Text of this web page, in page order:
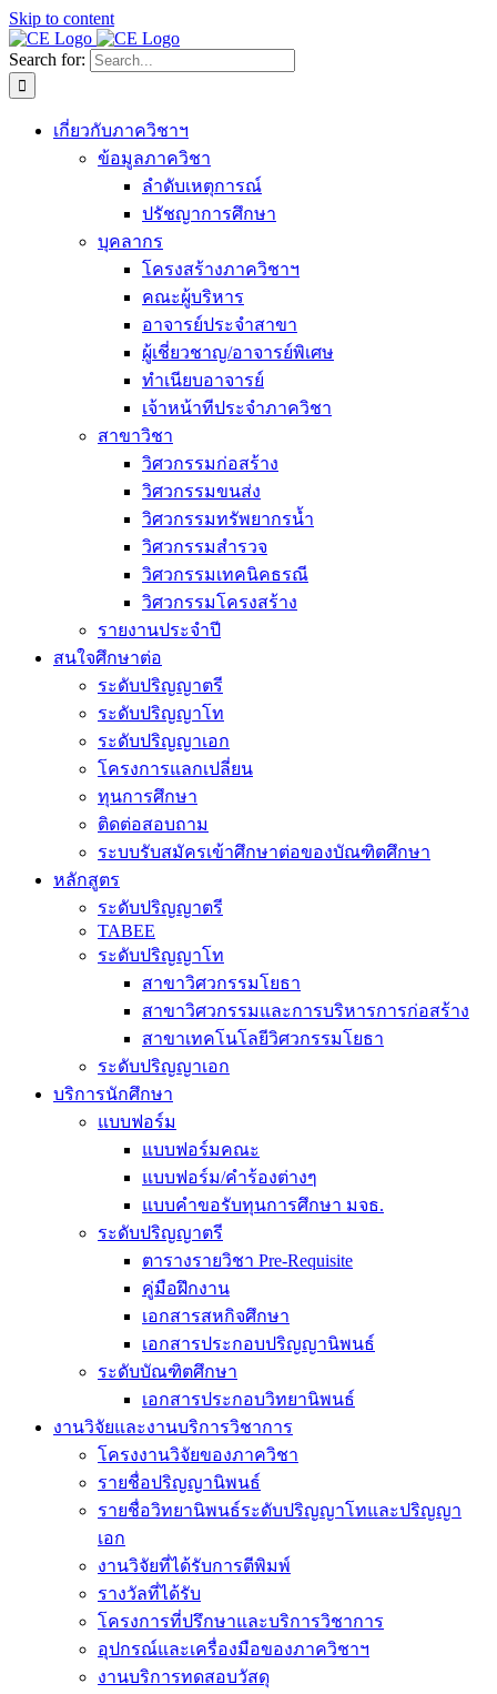
Skip to content
Search for:
เกี่ยวกับภาควิชาฯ
ข้อมูลภาควิชา
ลำดับเหตุการณ์
ปรัชญาการศึกษา
บุคลากร
โครงสร้างภาควิชาฯ
คณะผู้บริหาร
อาจารย์ประจำสาขา
ผู้เชี่ยวชาญ/อาจารย์พิเศษ
ทำเนียบอาจารย์
เจ้าหน้าทีประจำภาควิชา
สาขาวิชา
วิศวกรรมก่อสร้าง
วิศวกรรมขนส่ง
วิศวกรรมทรัพยากรน้ำ
วิศวกรรมสำรวจ
วิศวกรรมเทคนิคธรณี
วิศวกรรมโครงสร้าง
รายงานประจำปี
สนใจศึกษาต่อ
ระดับปริญญาตรี
ระดับปริญญาโท
ระดับปริญญาเอก
โครงการแลกเปลี่ยน
ทุนการศึกษา
ติดต่อสอบถาม
ระบบรับสมัครเข้าศึกษาต่อของบัณฑิตศึกษา
หลักสูตร
ระดับปริญญาตรี
TABEE
ระดับปริญญาโท
สาขาวิศวกรรมโยธา
สาขาวิศวกรรมและการบริหารการก่อสร้าง
สาขาเทคโนโลยีวิศวกรรมโยธา
ระดับปริญญาเอก
บริการนักศึกษา
แบบฟอร์ม
แบบฟอร์มคณะ
แบบฟอร์ม/คำร้องต่างๆ
แบบคำขอรับทุนการศึกษา มจธ.
ระดับปริญญาตรี
ตารางรายวิชา Pre-Requisite
คู่มือฝึกงาน
เอกสารสหกิจศึกษา
เอกสารประกอบปริญญานิพนธ์
ระดับบัณฑิตศึกษา
เอกสารประกอบวิทยานิพนธ์
งานวิจัยและงานบริการวิชาการ
โครงงานวิจัยของภาควิชา
รายชื่อปริญญานิพนธ์
รายชื่อวิทยานิพนธ์ระดับปริญญาโทและปริญญา
เอก
งานวิจัยที่ได้รับการตีพิมพ์
รางวัลที่ได้รับ
โครงการที่ปรึกษาและบริการวิชาการ
อุปกรณ์และเครื่องมือของภาควิชาฯ
งานบริการทดสอบวัสดุ